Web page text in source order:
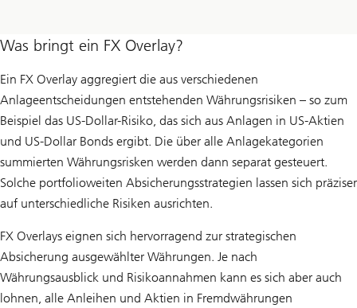
Was bringt ein FX Overlay?
Ein FX Overlay aggregiert die aus verschiedenen
Anlageentscheidungen entstehenden Währungsrisiken – so zum
Beispiel das US-Dollar-Risiko, das sich aus Anlagen in US-Aktien
und US-Dollar Bonds ergibt. Die über alle Anlagekategorien
summierten Währungsrisken werden dann separat gesteuert.
Solche portfolioweiten Absicherungsstrategien lassen sich präziser
auf unterschiedliche Risiken ausrichten.
FX Overlays eignen sich hervorragend zur strategischen
Absicherung ausgewählter Währungen. Je nach
Währungsausblick und Risikoannahmen kann es sich aber auch
lohnen, alle Anleihen und Aktien in Fremdwährungen